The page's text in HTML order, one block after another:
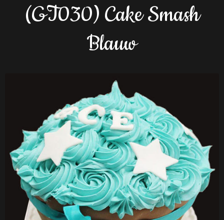
(GT030) Cake Smash
Blauw